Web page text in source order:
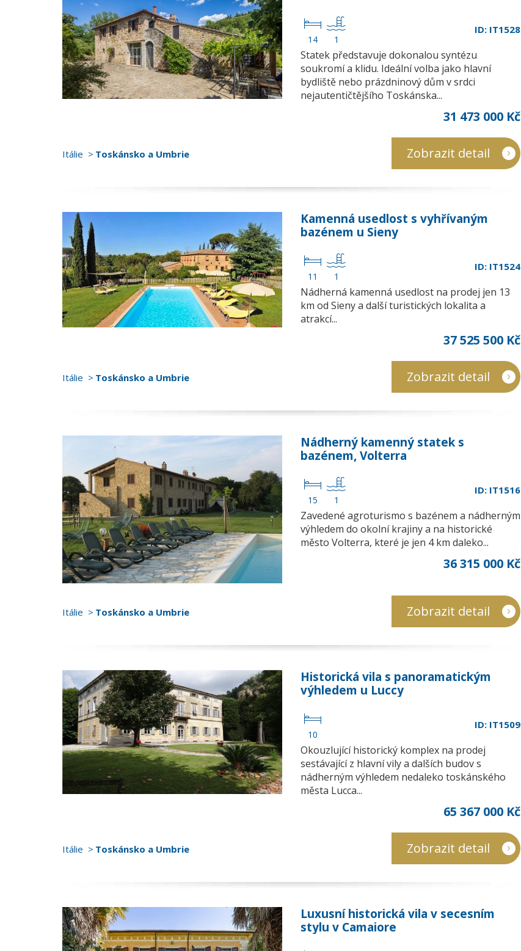
14 1
ID: IT1528
Statek představuje dokonalou syntézu
soukromí a klidu. Ideální volba jako hlavní
bydliště nebo prázdninový dům v srdci
nejautentičtějšího Toskánska...
31 473 000 Kč
Itálie Toskánsko a Umbrie Zobrazit detail
Kamenná usedlost s vyhřívaným
bazénem u Sieny
11 1
ID: IT1524
Nádherná kamenná usedlost na prodej jen 13
km od Sieny a další turistických lokalita a
atrakcí...
37 525 500 Kč
Itálie Toskánsko a Umbrie Zobrazit detail
Nádherný kamenný statek s
bazénem, Volterra
15 1
ID: IT1516
Zavedené agroturismo s bazénem a nádherným
výhledem do okolní krajiny a na historické
město Volterra, které je jen 4 km daleko...
36 315 000 Kč
Itálie Toskánsko a Umbrie Zobrazit detail
Historická vila s panoramatickým
výhledem u Luccy
10
ID: IT1509
Okouzlující historický komplex na prodej
sestávající z hlavní vily a dalších budov s
nádherným výhledem nedaleko toskánského
města Lucca...
65 367 000 Kč
Itálie Toskánsko a Umbrie Zobrazit detail
Luxusní historická vila v secesním
stylu v Camaiore